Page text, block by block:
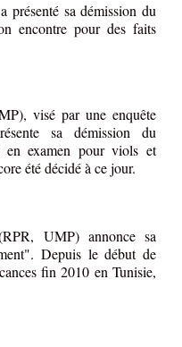
présenté sa démission du
encontre pour des faits
visé par une enquête
sa démission du
en examen pour viols et
été décidé à ce jour.
UMP) annonce sa
Depuis le début de
fin 2010 en Tunisie,